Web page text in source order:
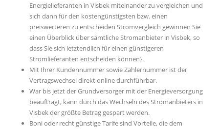
Energielieferanten in Visbek miteinander zu vergleichen und
sich dann für den kostengünstigsten bzw. einen
preiswerteren zu entscheiden Stromvergleich gewinnen Sie
einen Überblick über sämtliche Stromanbieter in Visbek, so
dass Sie sich letztendlich für einen günstigeren
Stromlieferanten entscheiden können}.
Mit Ihrer Kundennummer sowie Zählernummer ist der
Vertragswechsel direkt online durchführbar.
War bis jetzt der Grundversorger mit der Energieversorgung
beauftragt, kann durch das Wechseln des Stromanbieters in
Visbek der größte Betrag gespart werden.
Boni oder recht günstige Tarife sind Vorteile, die dem